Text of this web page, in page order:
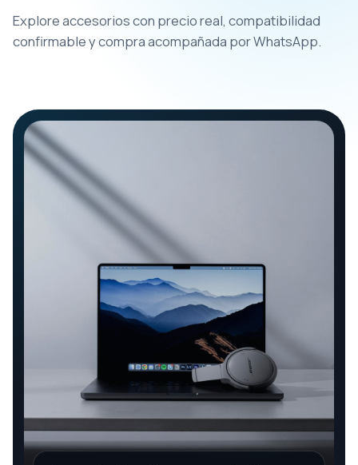
Explore accesorios con precio real, compatibilidad
confirmable y compra acompañada por WhatsApp.